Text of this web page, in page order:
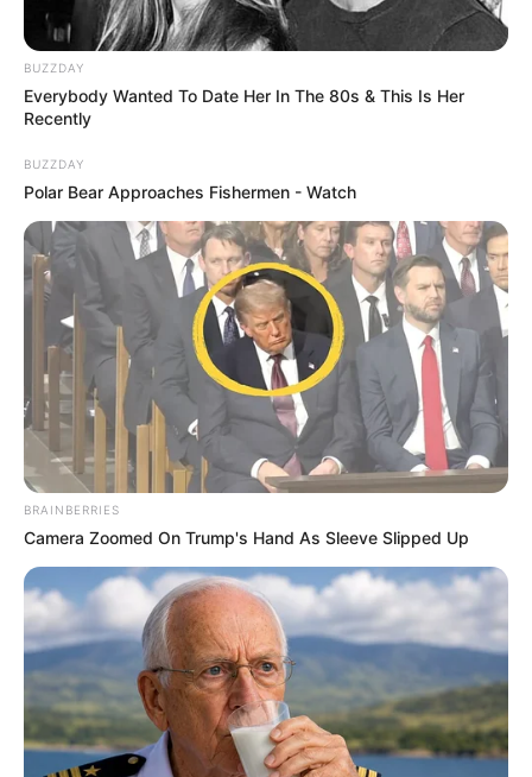
BUZZDAY
Everybody Wanted To Date Her In The 80s & This Is Her
Recently
BUZZDAY
Polar Bear Approaches Fishermen - Watch
BRAINBERRIES
Camera Zoomed On Trump's Hand As Sleeve Slipped Up